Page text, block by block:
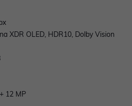
XDR OLED, HDR10, Dolby Vision
12 MP